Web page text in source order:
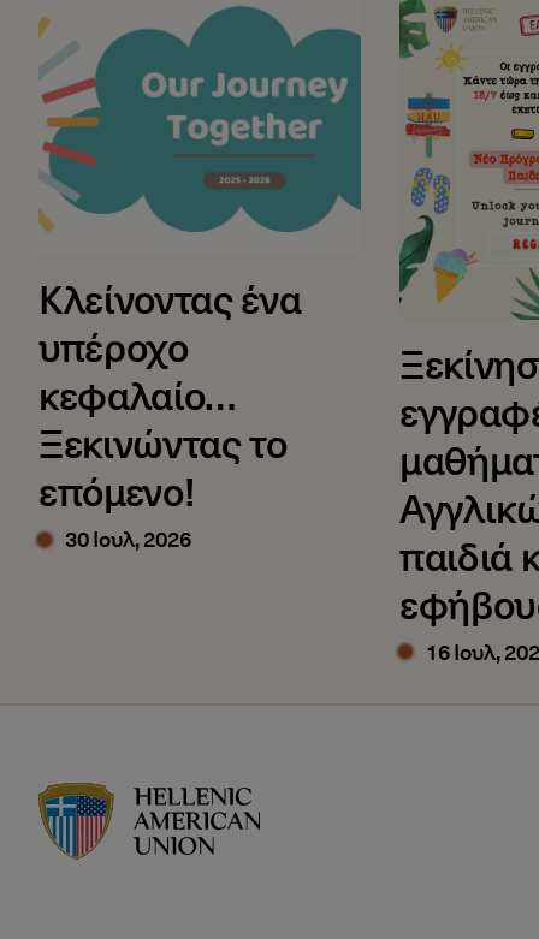
Κλείνοντας ένα υπέροχο κεφαλαίο… Ξεκινώντας
Κλείνοντας ένα
υπέροχο
κεφαλαίο…
Ξεκινώντας το
επόμενο!
30 Ιουλ, 2026
Ξεκίνησαν
παιδιά
16 Ιουλ,